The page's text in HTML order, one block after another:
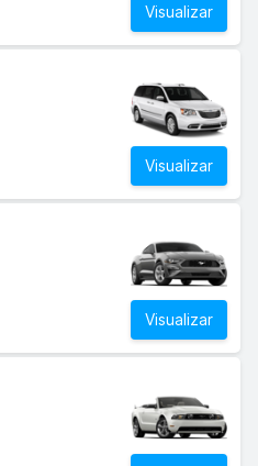
Visualizar
Visualizar
Visualizar